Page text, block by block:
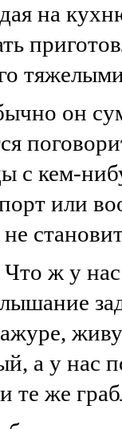
на
он
с кем-
или
не
ж у нас
а у нас
те же